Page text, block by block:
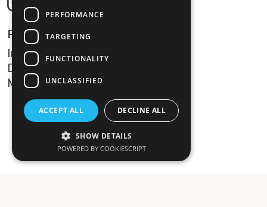
English
Français
Italiano
Rechtliches
Impressum
Datenschutz
Medien
PERFORMANCE
TARGETING
FUNCTIONALITY
UNCLASSIFIED
ACCEPT ALL DECLINE ALL
SHOW DETAILS
POWERED BY COOKIESCRIPT